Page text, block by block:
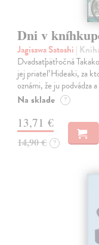
Dni v
Jagisawa Satoshi |
Dvadsaťpäťročná
jej priateľ Hideaki, za
oznámi, že ju podvádza
Na sklade ?
13,71 €
14,90 € ?